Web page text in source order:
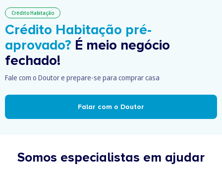
Crédito Habitação
Crédito Habitação pré-
aprovado? É meio negócio
fechado!
Fale com o Doutor e prepare-se para comprar casa
Falar com o Doutor
Somos especialistas em ajudar